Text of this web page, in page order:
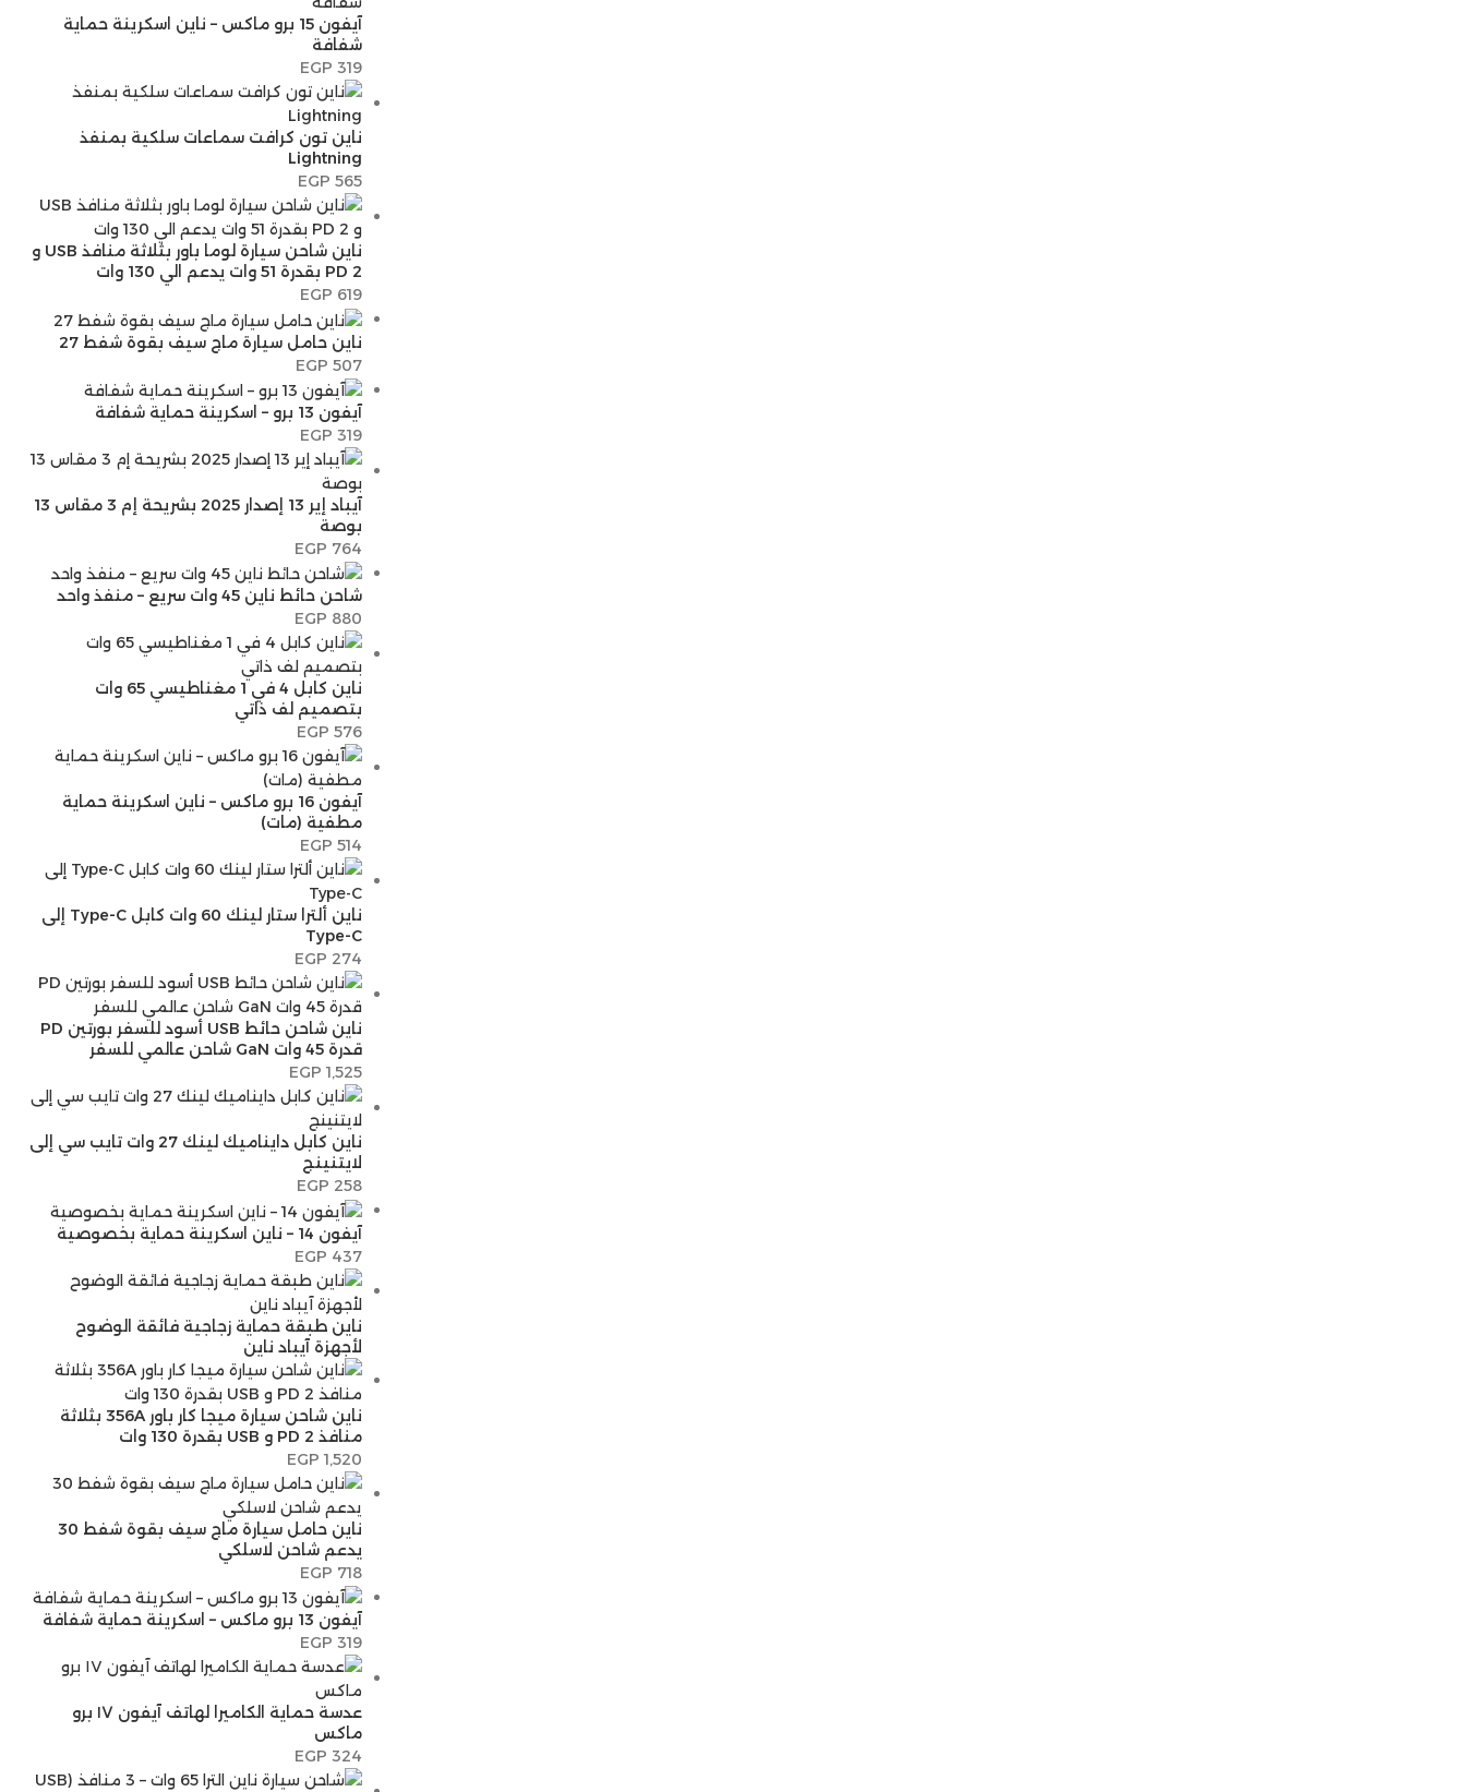
آيفون 15 برو ماكس – ناين اسكرينة حماية
شفافة
EGP 319
ناين تون كرافت سماعات سلكية بمنفذ
Lightning
EGP 565
ناين شاحن سيارة لوما باور بثلاثة منافذ USB و
2 PD بقدرة 51 وات يدعم الي 130 وات
EGP 619
ناين حامل سيارة ماج سيف بقوة شفط 27
EGP 507
آيفون 13 برو – اسكرينة حماية شفافة
EGP 319
آيباد إير 13 إصدار 2025 بشريحة إم 3 مقاس 13
بوصة
EGP 764
شاحن حائط ناين 45 وات سريع – منفذ واحد
EGP 880
ناين كابل 4 في 1 مغناطيسي 65 وات
بتصميم لف ذاتي
EGP 576
آيفون 16 برو ماكس – ناين اسكرينة حماية
مطفية (مات)
EGP 514
ناين ألترا ستار لينك 60 وات كابل Type-C إلى
Type-C
EGP 274
ناين شاحن حائط USB أسود للسفر بورتين PD
قدرة 45 وات GaN شاحن عالمي للسفر
EGP 1,525
ناين كابل دايناميك لينك 27 وات تايب سي إلى
لايتنينج
EGP 258
آيفون 14 – ناين اسكرينة حماية بخصوصية
EGP 437
ناين طبقة حماية زجاجية فائقة الوضوح
لأجهزة آيباد ناين
ناين شاحن سيارة ميجا كار باور 356A بثلاثة
منافذ 2 PD و USB بقدرة 130 وات
EGP 1,520
ناين حامل سيارة ماج سيف بقوة شفط 30
يدعم شاحن لاسلكي
EGP 718
آيفون 13 برو ماكس – اسكرينة حماية شفافة
EGP 319
عدسة حماية الكاميرا لهاتف آيفون ١٧ برو
ماكس
EGP 324